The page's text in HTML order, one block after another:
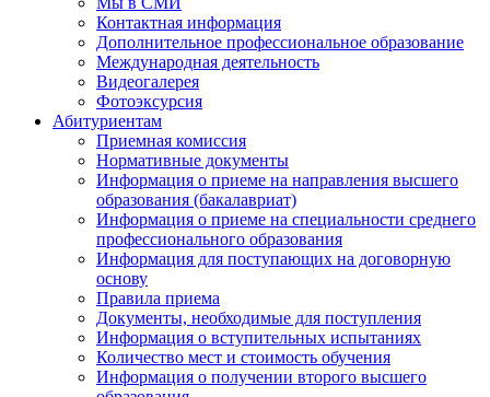
Контактная информация
Дополнительное профессиональное образование
Международная деятельность
Видеогалерея
Фотоэксурсия
Абитуриентам
Приемная комиссия
Нормативные документы
Информация о приеме на направления высшего
образования (бакалавриат)
Информация о приеме на специальности среднего
профессионального образования
Информация для поступающих на договорную
основу
Правила приема
Документы, необходимые для поступления
Информация о вступительных испытаниях
Количество мест и стоимость обучения
Информация о получении второго высшего